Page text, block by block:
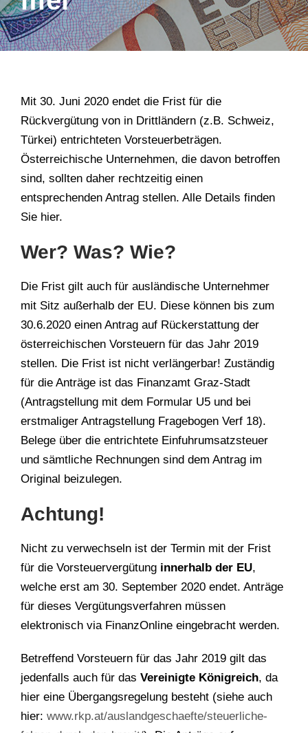
Mit 30. Juni 2020 endet die Frist für die
Rückvergütung von in Drittländern (z.B. Schweiz,
Türkei) entrichteten Vorsteuerbeträgen.
Österreichische Unternehmen, die davon betroffen
sind, sollten daher rechtzeitig einen
entsprechenden Antrag stellen. Alle Details finden
Sie hier.
Wer? Was? Wie?
Die Frist gilt auch für ausländische Unternehmer
mit Sitz außerhalb der EU. Diese können bis zum
30.6.2020 einen Antrag auf Rückerstattung der
österreichischen Vorsteuern für das Jahr 2019
stellen. Die Frist ist nicht verlängerbar! Zuständig
für die Anträge ist das Finanzamt Graz-Stadt
(Antragstellung mit dem Formular U5 und bei
erstmaliger Antragstellung Fragebogen Verf 18).
Belege über die entrichtete Einfuhrumsatzsteuer
und sämtliche Rechnungen sind dem Antrag im
Original beizulegen.
Achtung!
Nicht zu verwechseln ist der Termin mit der Frist
für die Vorsteuervergütung innerhalb der EU,
welche erst am 30. September 2020 endet. Anträge
für dieses Vergütungsverfahren müssen
elektronisch via FinanzOnline eingebracht werden.
Betreffend Vorsteuern für das Jahr 2019 gilt das
jedenfalls auch für das Vereinigte Königreich, da
hier eine Übergangsregelung besteht (siehe auch
hier: www.rkp.at/auslandgeschaefte/steuerliche-